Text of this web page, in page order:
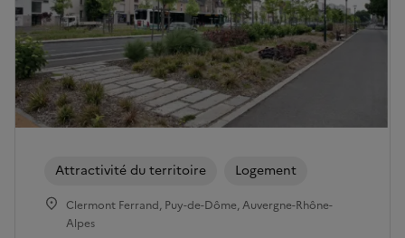
Attractivité du territoire Logement
Clermont Ferrand, Puy-de-Dôme, Auvergne-Rhône-
Alpes